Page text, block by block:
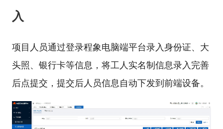
入
项目人员通过登录程象电脑端平台录入身份证、大
头照、银行卡等信息，将工人实名制信息录入完善
后点提交，提交后人员信息自动下发到前端设备。